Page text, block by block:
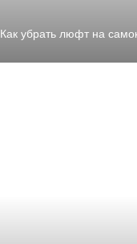
Как убрать люфт на